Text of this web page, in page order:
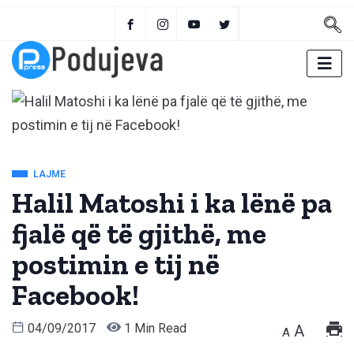
LAJME
Halil Matoshi i ka lënë pa
fjalë që të gjithë, me
postimin e tij në
Facebook!
04/09/2017 1 Min Read A A